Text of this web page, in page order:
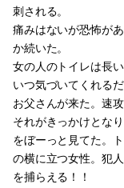
刺される。
痛みはないが恐怖が
か続いた。
女の人のトイレは長
いつ気づいてくれる
お父さんが来た。速
それがきっかけとな
をぼーっと見てた。
の横に立つ女性。犯
を捕らえる！！